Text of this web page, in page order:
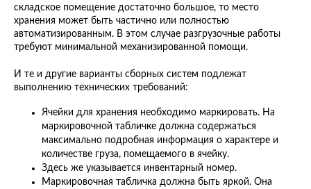
складское помещение достаточно большое, то место
хранения может быть частично или полностью
автоматизированным. В этом случае разгрузочные работы
требуют минимальной механизированной помощи.
И те и другие варианты сборных систем подлежат
выполнению технических требований:
Ячейки для хранения необходимо маркировать. На
маркировочной табличке должна содержаться
максимально подробная информация о характере и
количестве груза, помещаемого в ячейку.
Здесь же указывается инвентарный номер.
Маркировочная табличка должна быть яркой. Она